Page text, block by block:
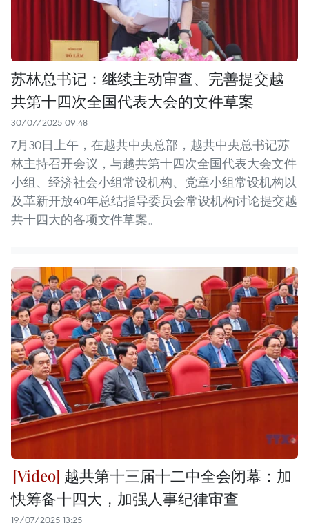
苏林总书记：继续主动审查、完善提交越
共第十四次全国代表大会的文件草案
30/07/2025 09:48
7月30日上午，在越共中央总部，越共中央总书记苏
林主持召开会议，与越共第十四次全国代表大会文件
小组、经济社会小组常设机构、党章小组常设机构以
及革新开放40年总结指导委员会常设机构讨论提交越
共十四大的各项文件草案。
越共第十三届十二中全会闭幕：加
快筹备十四大，加强人事纪律审查
19/07/2025 13:25